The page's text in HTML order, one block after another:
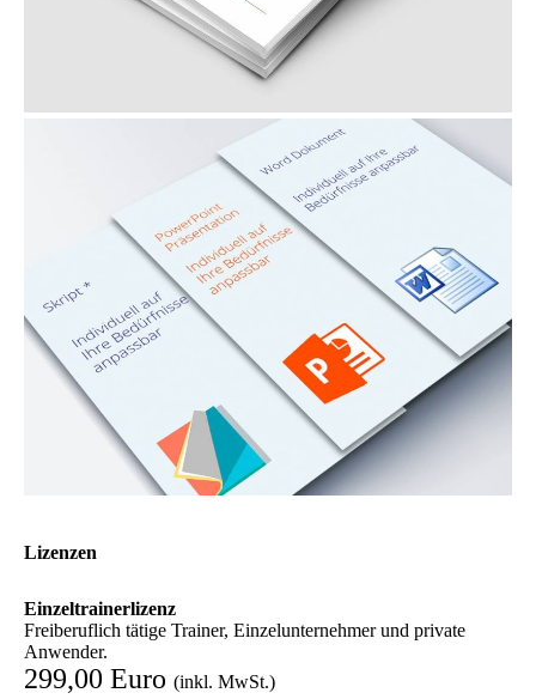
Lizenzen
Einzeltrainerlizenz
Freiberuflich tätige Trainer, Einzelunternehmer und private
Anwender.
299,00 Euro (inkl. MwSt.)